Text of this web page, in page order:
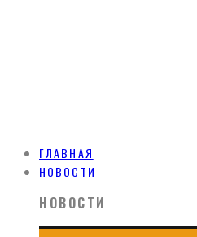
ГЛАВНАЯ
НОВОСТИ
НОВОСТИ